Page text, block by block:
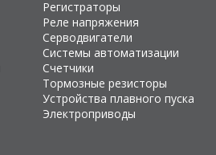
Регистраторы
Реле напряжения
Серводвигатели
Системы автоматизации
Счетчики
Тормозные резисторы
Устройства плавного пуска
Электроприводы